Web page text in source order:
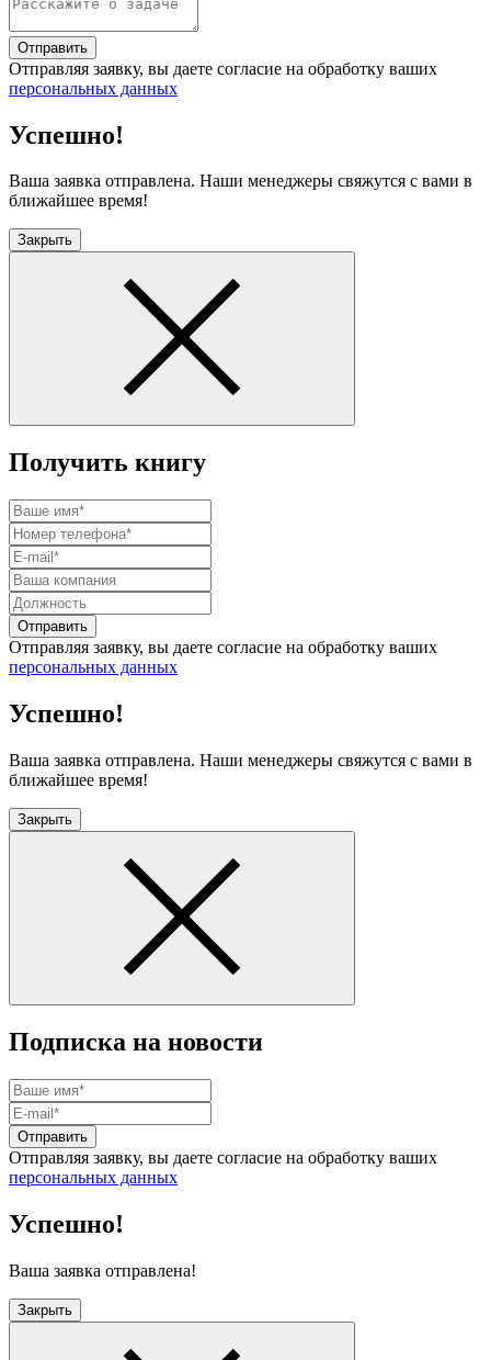
Отправить
Отправляя заявку, вы даете согласие на обработку ваших
персональных данных
Успешно!
Ваша заявка отправлена. Наши менеджеры свяжутся с вами в
ближайшее время!
Закрыть
Получить книгу
Отправить
Отправляя заявку, вы даете согласие на обработку ваших
персональных данных
Успешно!
Ваша заявка отправлена. Наши менеджеры свяжутся с вами в
ближайшее время!
Закрыть
Подписка на новости
Отправить
Отправляя заявку, вы даете согласие на обработку ваших
персональных данных
Успешно!
Ваша заявка отправлена!
Закрыть